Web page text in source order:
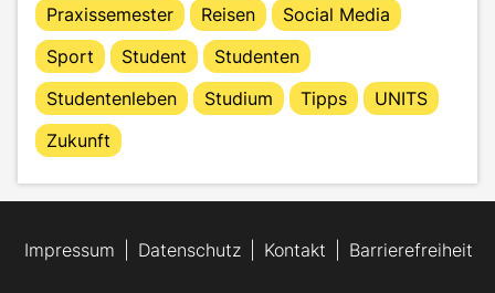
Praxissemester
Reisen
Social Media
Sport
Student
Studenten
Studentenleben
Studium Tipps
UNITS
Zukunft
Impressum Datenschutz Kontakt Barrierefreiheit